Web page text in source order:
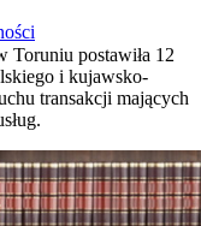
Toruniu postawiła 12
i kujawsko-
transakcji mających